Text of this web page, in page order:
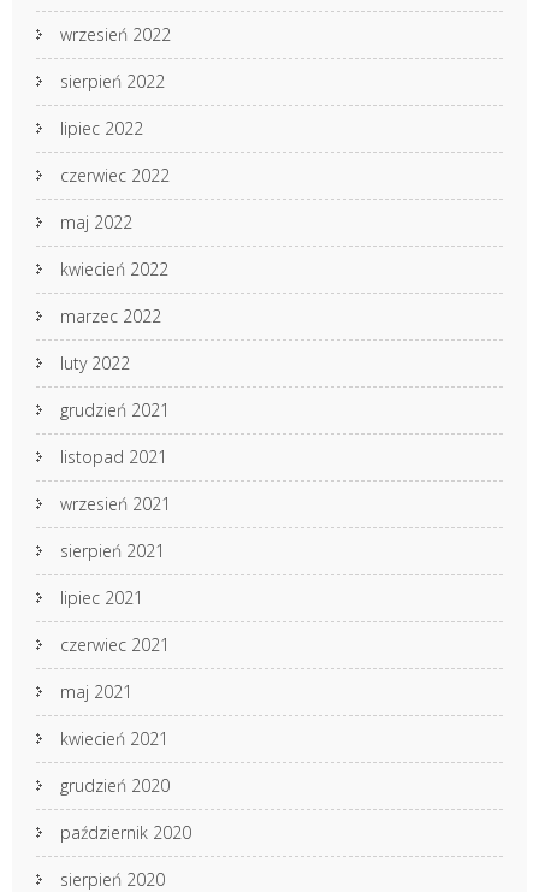
wrzesień 2022
sierpień 2022
lipiec 2022
czerwiec 2022
maj 2022
kwiecień 2022
marzec 2022
luty 2022
grudzień 2021
listopad 2021
wrzesień 2021
sierpień 2021
lipiec 2021
czerwiec 2021
maj 2021
kwiecień 2021
grudzień 2020
październik 2020
sierpień 2020